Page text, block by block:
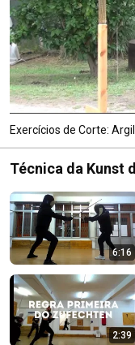
Exercícios de Corte:
Técnica da Kunst
6:16
2:39